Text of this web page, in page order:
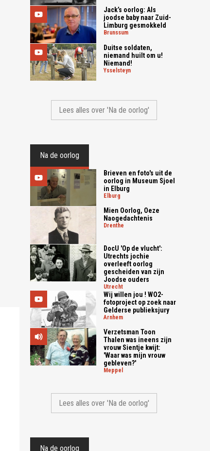
Jack’s oorlog: Als
joodse baby naar Zuid-
Limburg gesmokkeld
brunssum
Duitse soldaten,
niemand huilt om u!
Niemand!
ysselsteyn
Lees alles over 'Na de oorlog'
Na de oorlog
Brieven en foto's uit de
oorlog in Museum Sjoel
in Elburg
elburg
Mien Oorlog, Oeze
Naogedachtenis
drenthe
DocU 'Op de vlucht':
Utrechts jochie
overleeft oorlog
gescheiden van zijn
Joodse ouders
utrecht
Wij willen jou ! WO2-
fotoproject op zoek naar
Gelderse publieksjury
arnhem
Verzetsman Toon
Thalen was ineens zijn
vrouw Sientje kwijt:
'Waar was mijn vrouw
gebleven?'
meppel
Lees alles over 'Na de oorlog'
Na de oorlog